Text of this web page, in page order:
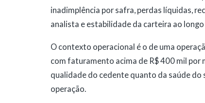
inadimplência por safra, perdas líquidas,
analista e estabilidade da carteira ao
O contexto operacional é o de uma
com faturamento acima de R$ 400 mil por
qualidade do cedente quanto da saúde do
operação.